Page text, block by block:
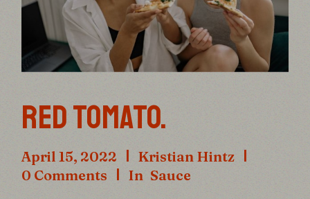
RED TOMATO.
April 15, 2022
Kristian Hintz
0 Comments
In Sauce